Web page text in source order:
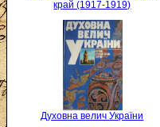
край (1917-1919)
Духовна велич України